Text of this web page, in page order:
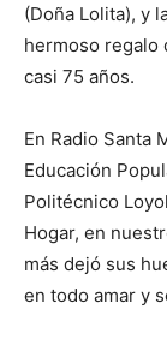
(Doña Lolita), y
hermoso regalo
casi 75 años.
En Radio Santa
Educación
Politécnico
Hogar, en
más dejó sus
en todo amar y